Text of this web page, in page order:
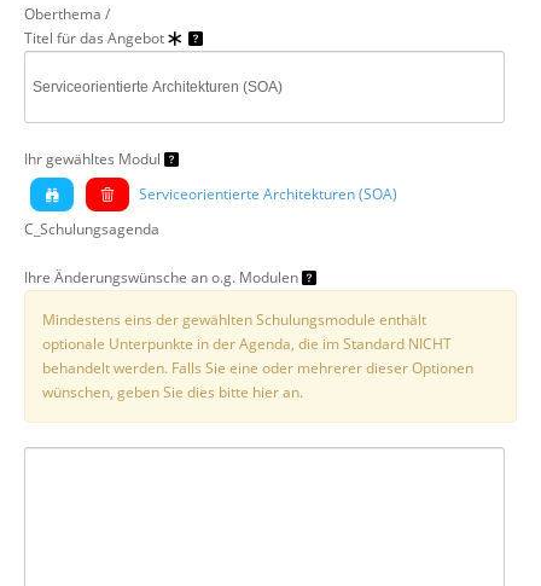
Oberthema /
Titel für das Angebot
Ihr gewähltes Modul
Serviceorientierte Architekturen (SOA)
C_Schulungsagenda
Ihre Änderungswünsche an o.g. Modulen
Mindestens eins der gewählten Schulungsmodule enthält
optionale Unterpunkte in der Agenda, die im Standard NICHT
behandelt werden. Falls Sie eine oder mehrerer dieser Optionen
wünschen, geben Sie dies bitte hier an.